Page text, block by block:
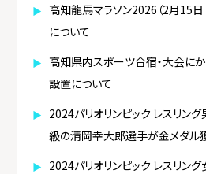
高知龍馬マラソン2026（2月15日
について
高知県内スポーツ合宿・大会に
設置について
2024パリオリンピック レスリン
級の清岡幸大郎選手が金メダル
2024パリオリンピック レスリン